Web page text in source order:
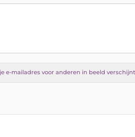
e-mailadres voor anderen in beeld verschijnt